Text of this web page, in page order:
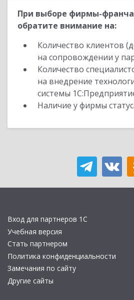
При выборе фирмы-
обратите внимание на:
Количество клиентов
на сопровождении у
Количество
на внедрение
системы
Наличие у фирмы
Вход для партнеров 1С
Учебная версия
Стать партнером
Политика конфиденциальности
Замечания по сайту
Другие сайты